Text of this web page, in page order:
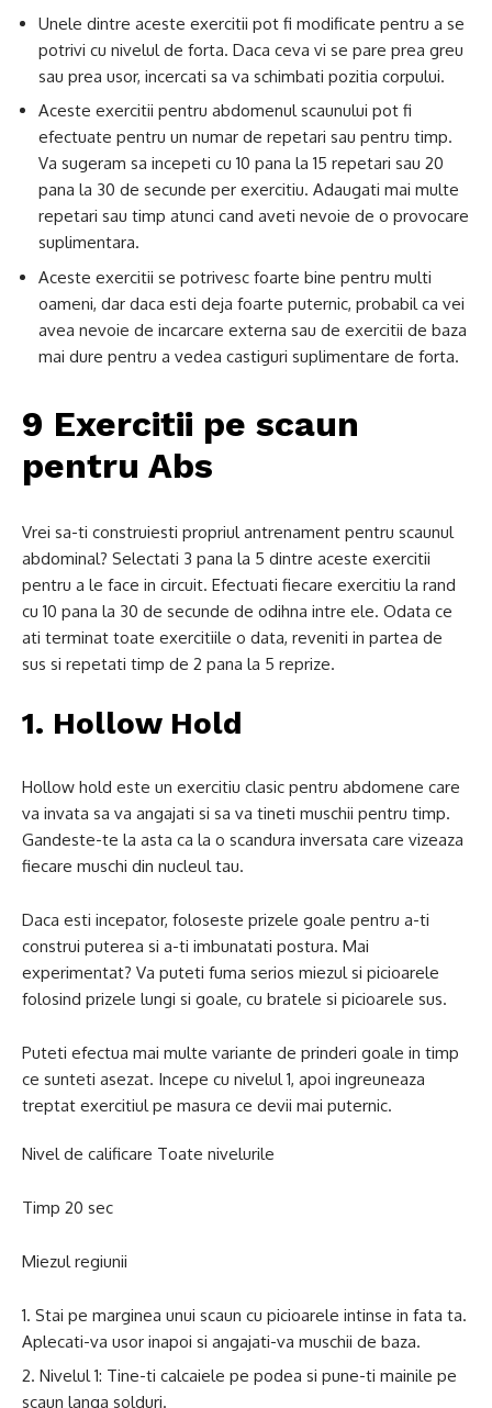
Unele dintre aceste exercitii pot fi modificate pentru a se
potrivi cu nivelul de forta. Daca ceva vi se pare prea greu
sau prea usor, incercati sa va schimbati pozitia corpului.
Aceste exercitii pentru abdomenul scaunului pot fi
efectuate pentru un numar de repetari sau pentru timp.
Va sugeram sa incepeti cu 10 pana la 15 repetari sau 20
pana la 30 de secunde per exercitiu. Adaugati mai multe
repetari sau timp atunci cand aveti nevoie de o provocare
suplimentara.
Aceste exercitii se potrivesc foarte bine pentru multi
oameni, dar daca esti deja foarte puternic, probabil ca vei
avea nevoie de incarcare externa sau de exercitii de baza
mai dure pentru a vedea castiguri suplimentare de forta.
9 Exercitii pe scaun
pentru Abs
Vrei sa-ti construiesti propriul antrenament pentru scaunul
abdominal? Selectati 3 pana la 5 dintre aceste exercitii
pentru a le face in circuit. Efectuati fiecare exercitiu la rand
cu 10 pana la 30 de secunde de odihna intre ele. Odata ce
ati terminat toate exercitiile o data, reveniti in partea de
sus si repetati timp de 2 pana la 5 reprize.
1. Hollow Hold
Hollow hold este un exercitiu clasic pentru abdomene care
va invata sa va angajati si sa va tineti muschii pentru timp.
Gandeste-te la asta ca la o scandura inversata care vizeaza
fiecare muschi din nucleul tau.
Daca esti incepator, foloseste prizele goale pentru a-ti
construi puterea si a-ti imbunatati postura. Mai
experimentat? Va puteti fuma serios miezul si picioarele
folosind prizele lungi si goale, cu bratele si picioarele sus.
Puteti efectua mai multe variante de prinderi goale in timp
ce sunteti asezat. Incepe cu nivelul 1, apoi ingreuneaza
treptat exercitiul pe masura ce devii mai puternic.
Nivel de calificare Toate nivelurile
Timp 20 sec
Miezul regiunii
Stai pe marginea unui scaun cu picioarele intinse in fata ta.
Aplecati-va usor inapoi si angajati-va muschii de baza.
Nivelul 1: Tine-ti calcaiele pe podea si pune-ti mainile pe
scaun langa solduri.